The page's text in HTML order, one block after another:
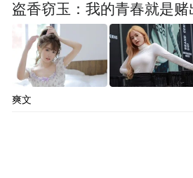
盗香窃玉：我的青春就是赌
爽文